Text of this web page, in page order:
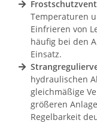
Temperaturen
Einfrieren von
häufig bei den
Einsatz.
hydraulischen
gleichmäßige
größeren
Regelbarkeit